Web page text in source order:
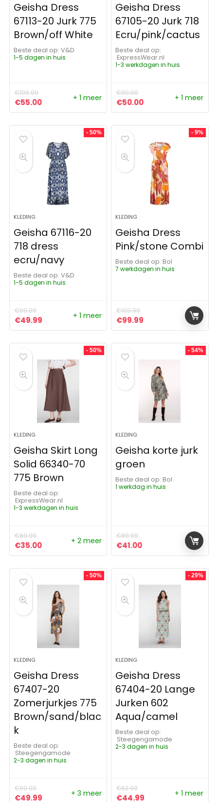
Geisha Dress
67113-20 Jurk 775
Brown/off White
Beste deal op:
V&D
1-5 dagen in huis
€109.99
Oorspronkelijke prijs was: €109.99.
€55.00Huidige prijs is: €55.00.
+ 1 meer
Geisha Dress
67105-20 Jurk 718
Ecru/pink/cactus
Beste deal op:
ExpressWear.nl
1-3 werkdagen in huis
€99.99
Oorspronkelijke prijs
€50.00Huidige prijs is:
+ 1 meer
- 50%
KLEDING
Geisha 67116-20
718 dress
ecru/navy
Beste deal op:
V&D
1-5 dagen in huis
€99.99
Oorspronkelijke prijs was: €99.99.
€49.99 Huidige prijs is: €49.99.
+ 1 meer
- 9%
KLEDING
Geisha Dress
Pink/stone Combi
Beste deal op:
Bol
7 werkdagen in huis
€109.99
Oorspronkelijke prijs was:
€99.99 Huidige prijs is:
- 50%
KLEDING
Geisha Skirt Long
Solid 66340-70
775 Brown
Beste deal op:
ExpressWear.nl
1-3 werkdagen in huis
€69.99
Oorspronkelijke prijs was: €69.99.
€35.00Huidige prijs is: €35.00.
+ 2 meer
- 54%
KLEDING
Geisha korte jurk
groen
Beste deal op:
Bol
1 werkdag in huis
€89.99
Oorspronkelijke prijs
€41.00Huidige prijs is:
- 50%
KLEDING
Geisha Dress
67407-20
Zomerjurkjes 775
Brown/sand/blac
k
Beste deal op:
Steegengamode
2-3 dagen in huis
€99.99
Oorspronkelijke prijs was: €99.99.
€49.99 Huidige prijs is: €49.99.
+ 3 meer
- 29%
KLEDING
Geisha Dress
67404-20 Lange
Jurken 602
Aqua/camel
Beste deal op:
Steegengamode
2-3 dagen in huis
€62.99
Oorspronkelijke prijs was:
€44.99 Huidige prijs is:
+ 1 meer